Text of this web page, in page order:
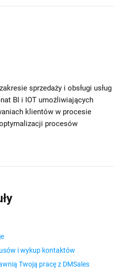
sprzedaży i obsługi usług
BI i IOT umożliwiających
klientów w procesie
procesów
i wykup kontaktów
Twoją pracę z DMSales